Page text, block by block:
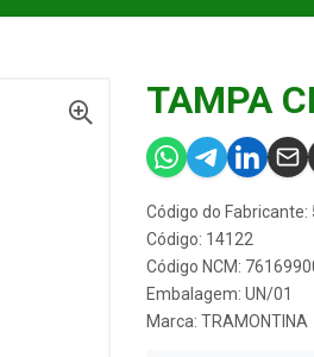
TAMPA
Código do Fabricante:
Código: 14122
Código NCM:
Embalagem: UN/01
Marca: TRAMONTINA